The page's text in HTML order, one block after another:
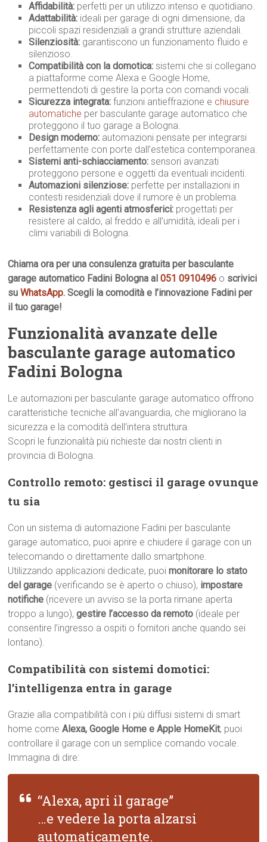
Affidabilità: perfetti per un utilizzo intenso e quotidiano.
Adattabilità: ideali per garage di ogni dimensione, da
piccoli spazi residenziali a grandi strutture aziendali.
Silenziosità: garantiscono un funzionamento fluido e
silenzioso.
Compatibilità con la domotica: sistemi che si collegano
a piattaforme come Alexa e Google Home,
permettendoti di gestire la porta con comandi vocali.
Sicurezza integrata: funzioni antieffrazione e chiusure
automatiche per basculante garage automatico che
proteggono il tuo garage a Bologna.
Design moderno: automazioni pensate per integrarsi
perfettamente con porte dall’estetica contemporanea.
Sistemi anti-schiacciamento: sensori avanzati
proteggono persone e oggetti da eventuali incidenti.
Automazioni silenziose: perfette per installazioni in
contesti residenziali dove il rumore è un problema.
Resistenza agli agenti atmosferici: progettati per
resistere al caldo, al freddo e all’umidità, ideali per i
climi variabili di Bologna.
Chiama ora per una consulenza gratuita per basculante
garage automatico Fadini Bologna al051 0910496 o scrivici
suWhatsApp. Scegli la comodità e l’innovazione Fadini per
il tuo garage!
Funzionalità avanzate delle
basculante garage automatico
Fadini Bologna
Le automazioni per basculante garage automatico offrono
caratteristiche tecniche all’avanguardia, che migliorano la
sicurezza e la comodità dell’intera struttura.
Scopri le funzionalità più richieste dai nostri clienti in
provincia di Bologna.
Controllo remoto: gestisci il garage ovunque
tu sia
Con un sistema di automazione Fadini per basculante
garage automatico, puoi aprire e chiudere il garage con un
telecomando o direttamente dallo smartphone.
Utilizzando applicazioni dedicate, puoimonitorare lo stato
del garage (verificando se è aperto o chiuso), impostare
notifiche (ricevere un avviso se la porta rimane aperta
troppo a lungo),gestire l’accesso da remoto (ideale per
consentire l’ingresso a ospiti o fornitori anche quando sei
lontano).
Compatibilità con sistemi domotici:
l’intelligenza entra in garage
Grazie alla compatibilità con i più diffusi sistemi di smart
home comeAlexa, Google Home e Apple HomeKit, puoi
controllare il garage con un semplice comando vocale.
Immagina di dire:
“Alexa, apri il garage”
…e vedere la porta alzarsi
automaticamente.